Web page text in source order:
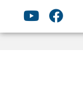
F
a
c
Y
o
u